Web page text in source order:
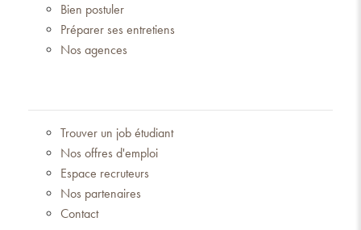
Bien postuler
Préparer ses entretiens
Nos agences
Trouver un job étudiant
Nos offres d'emploi
Espace recruteurs
Nos partenaires
Contact